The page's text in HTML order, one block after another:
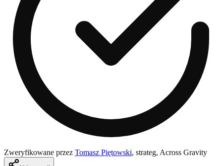
Zweryfikowane przez Tomasz Piętowski, strateg, Across Gravity